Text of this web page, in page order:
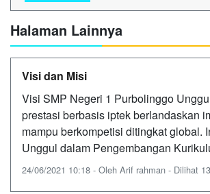
Halaman Lainnya
Visi dan Misi
Visi SMP Negeri 1 Purbolinggo
prestasi berbasis iptek berlandaskan
mampu berkompetisi ditingkat global.
Unggul dalam Pengembangan
24/06/2021 10:18 - Oleh Arif rahman - Dilihat